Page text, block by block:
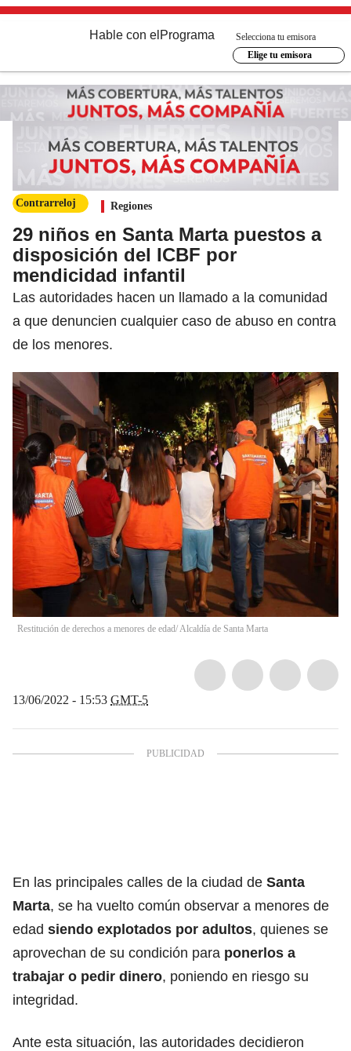
Hable con el Programa
Selecciona tu emisora
Elige tu emisora
Contrarreloj Regiones
29 niños en Santa Marta puestos a
disposición del ICBF por
mendicidad infantil
Las autoridades hacen un llamado a la comunidad
a que denuncien cualquier caso de abuso en contra
de los menores.
Restitución de derechos a menores de edad/ Alcaldía de Santa Marta
13/06/2022 - 15:53 GMT-5
En las principales calles de la ciudad de Santa
Marta, se ha vuelto común observar a menores de
edad siendo explotados por adultos, quienes se
aprovechan de su condición para ponerlos a
trabajar o pedir dinero, poniendo en riesgo su
integridad.
Ante esta situación, las autoridades decidieron